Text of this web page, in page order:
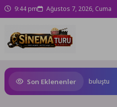
9:44 pm Ağustos 7, 2026, Cuma
Son Eklenenler
renkli dünyasında buluştu